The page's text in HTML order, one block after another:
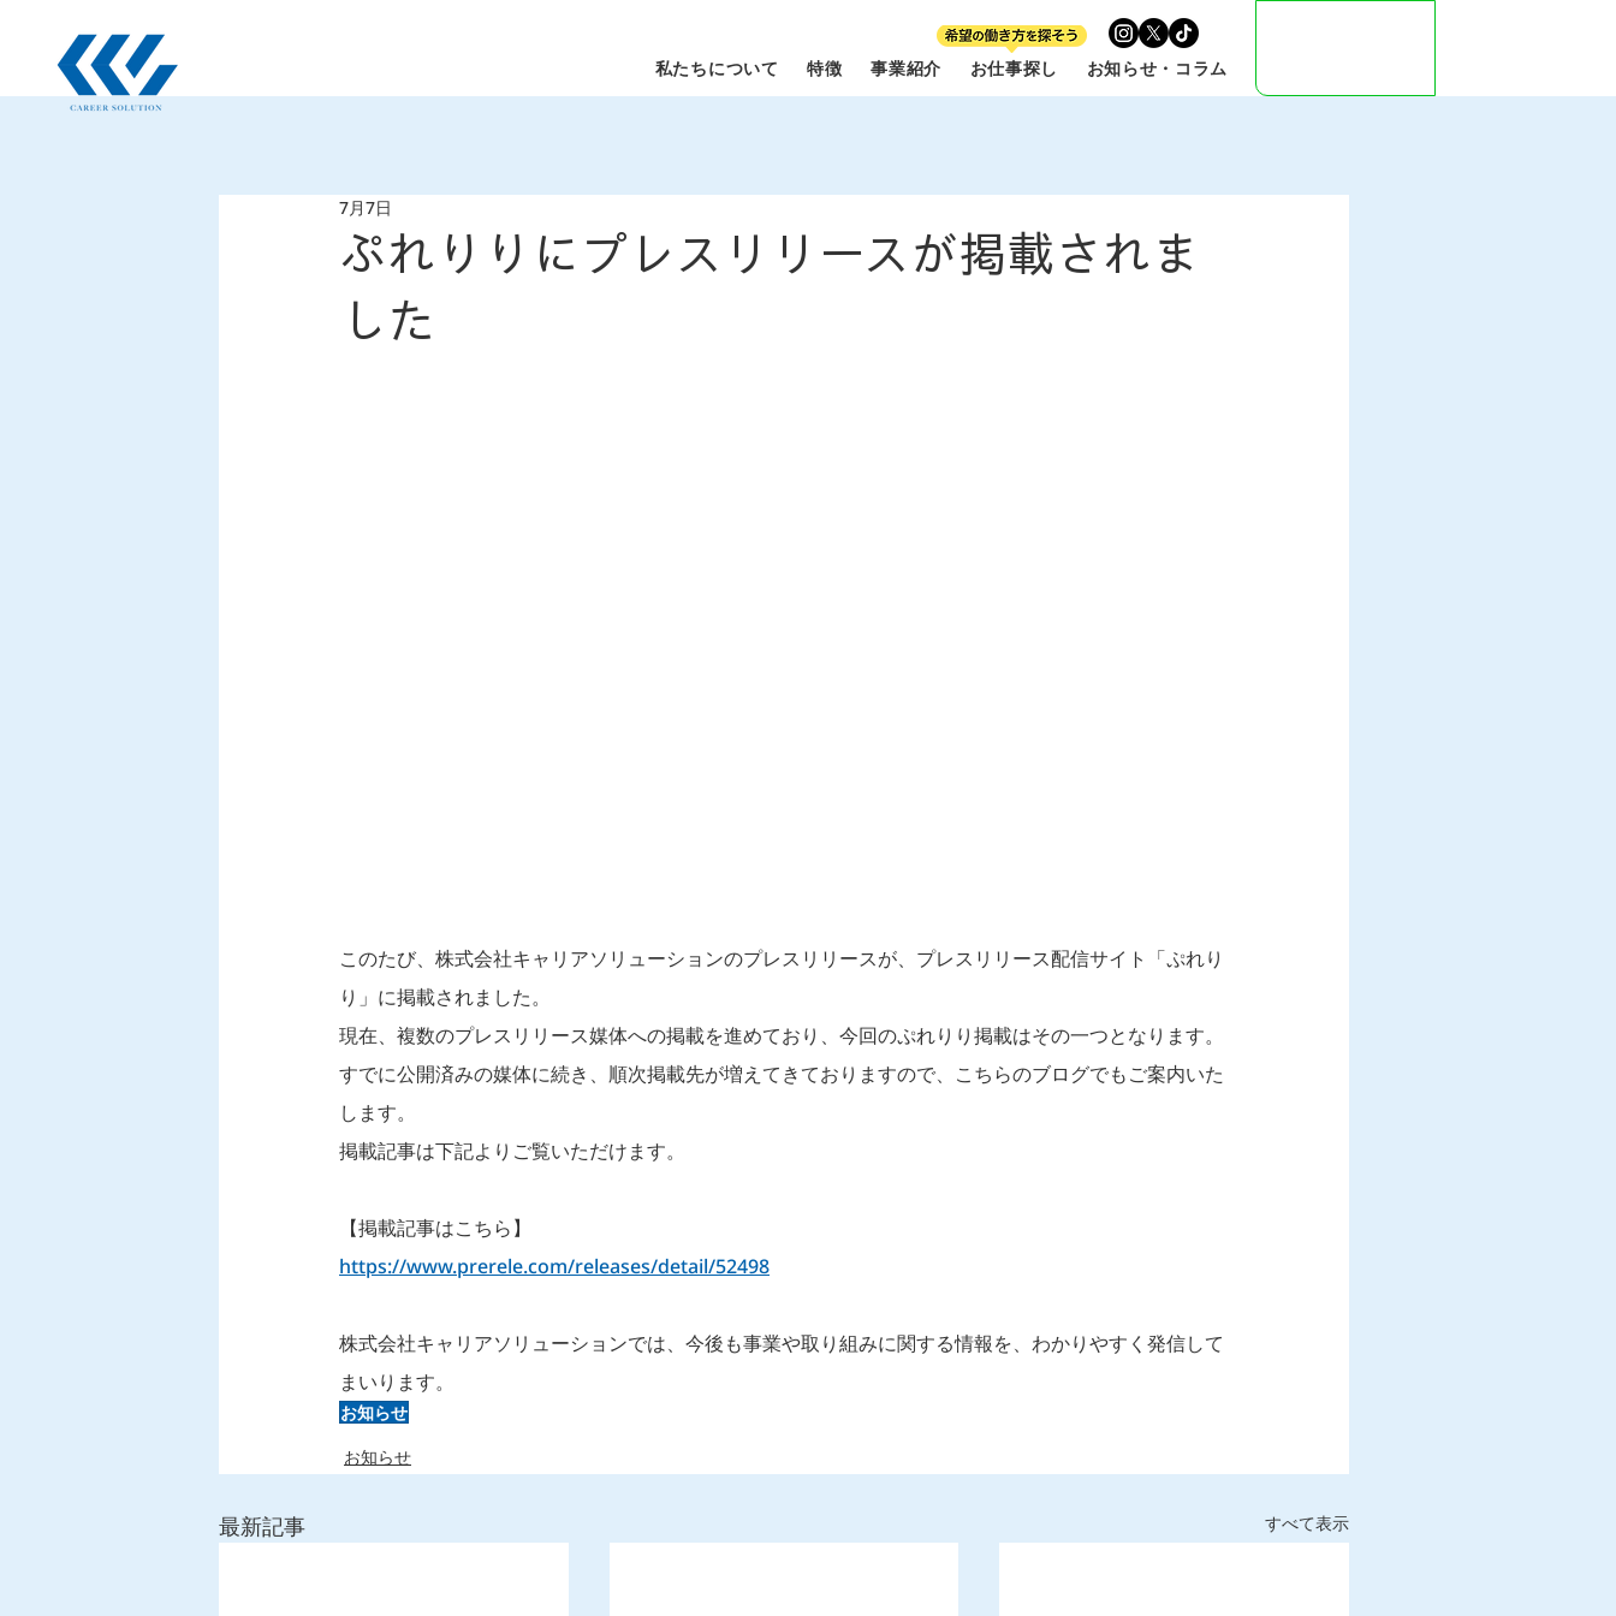
私たちについて 特徴 事業紹介 お仕事探し お知らせ・コラム
ぷれりりにプレスリリースが掲載されま
した
7月7日
このたび、株式会社キャリアソリューションのプレスリリースが、プレスリリース配信サイト「ぷれり
り」に掲載されました。
現在、複数のプレスリリース媒体への掲載を進めており、今回のぷれりり掲載はその一つとなります。
すでに公開済みの媒体に続き、順次掲載先が増えてきておりますので、こちらのブログでもご案内いた
します。
掲載記事は下記よりご覧いただけます。
【掲載記事はこちら】
https://www.prerele.com/releases/detail/52498
株式会社キャリアソリューションでは、今後も事業や取り組みに関する情報を、わかりやすく発信して
まいります。
お知らせ
お知らせ
最新記事 すべて表示